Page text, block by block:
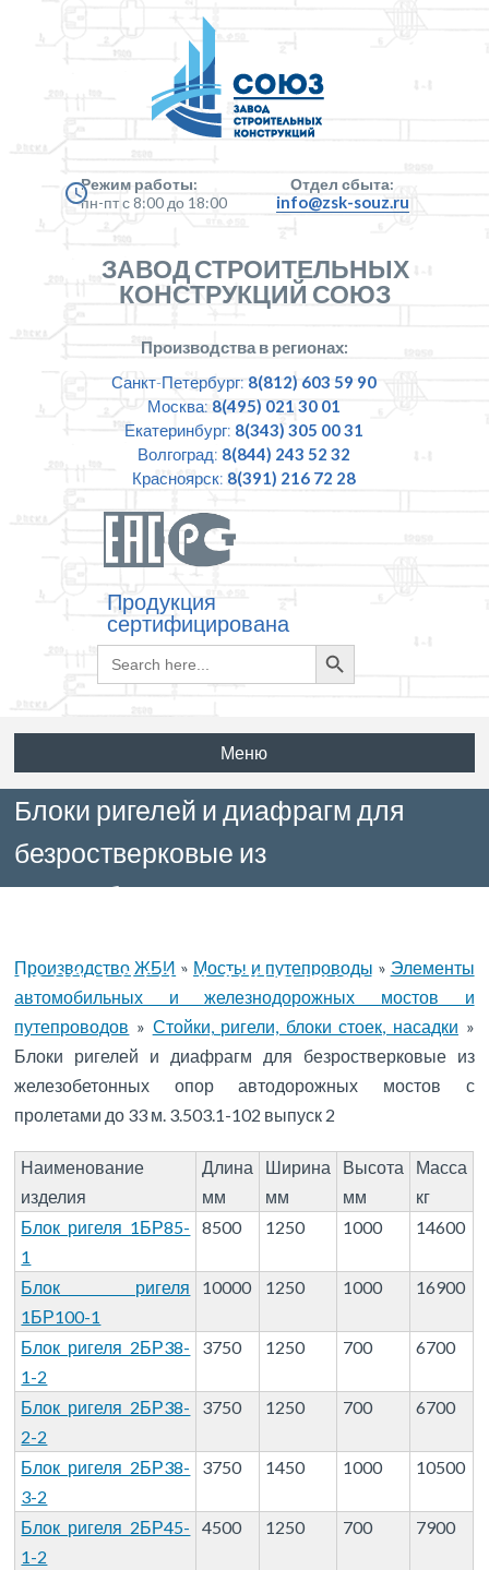
Режим работы:
пн-пт с 8:00 до 18:00
Отдел сбыта:
info@zsk-souz.ru
ЗАВОД СТРОИТЕЛЬНЫХ
КОНСТРУКЦИЙ СОЮЗ
Производства в регионах:
Санкт-Петербург: 8(812) 603 59 90
Москва: 8(495) 021 30 01
Екатеринбург: 8(343) 305 00 31
Волгоград: 8(844) 243 52 32
Красноярск: 8(391) 216 72 28
Продукция
сертифицирована
Search
for:
Search
Button
Меню
Блоки ригелей и диафрагм для
безростверковые из
железобетонных опор
до 33 м. 3.503.1-102 выпуск 2
Производство ЖБИ » Мосты и путепроводы » Элементы
автомобильных и железнодорожных мостов и
путепроводов » Стойки, ригели, блоки стоек, насадки »
Блоки ригелей и диафрагм для безростверковые из
железобетонных опор автодорожных мостов с
пролетами до 33 м. 3.503.1-102 выпуск 2
Наименование
изделия
Длина
мм
Ширина
мм
Высота
мм
Масса
кг
Блок ригеля 1БР85-
1
8500 1250 1000 14600
Блок ригеля
1БР100-1
10000 1250 1000 16900
Блок ригеля 2БР38-
1-2
3750 1250 700 6700
Блок ригеля 2БР38-
2-2
3750 1250 700 6700
Блок ригеля 2БР38-
3-2
3750 1450 1000 10500
Блок ригеля 2БР45-
1-2
4500 1250 700 7900